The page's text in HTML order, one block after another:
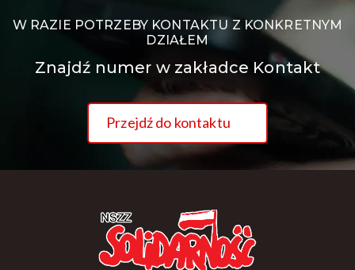
W RAZIE POTRZEBY KONTAKTU Z KONKRETNYM
DZIAŁEM
Znajdź numer w zakładce Kontakt
Przejdź do kontaktu